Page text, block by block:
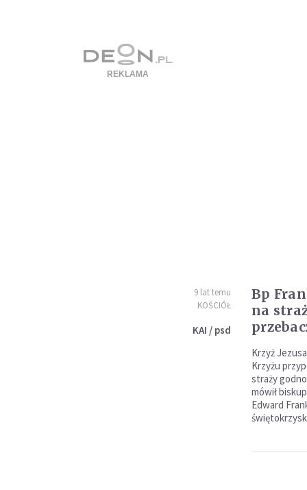
9 lat temu
KOŚCIÓŁ
KAI / psd
Bp
na
Krzyż
Krzyżu
straży
mówił
Edward